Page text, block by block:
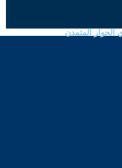
الحوار المتمدن